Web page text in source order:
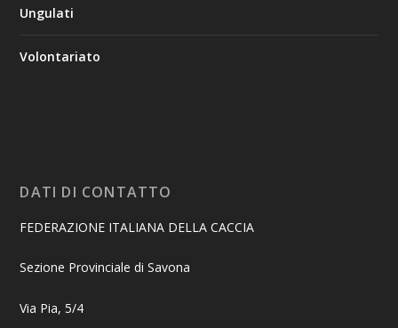
Ungulati
Volontariato
DATI DI CONTATTO
FEDERAZIONE ITALIANA DELLA CACCIA
Sezione Provinciale di Savona
Via Pia, 5/4